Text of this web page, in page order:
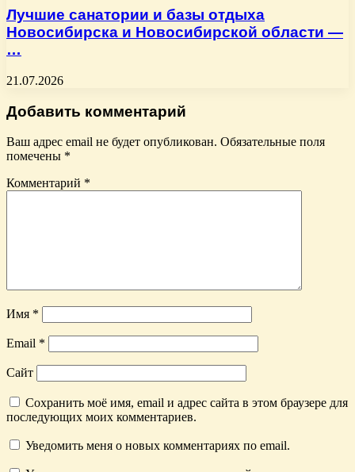
Лучшие санатории и базы отдыха
Новосибирска и Новосибирской области —
…
21.07.2026
Добавить комментарий
Ваш адрес email не будет опубликован. Обязательные поля
помечены *
Комментарий *
Имя *
Email *
Сайт
Сохранить моё имя, email и адрес сайта в этом браузере для
последующих моих комментариев.
Уведомить меня о новых комментариях по email.